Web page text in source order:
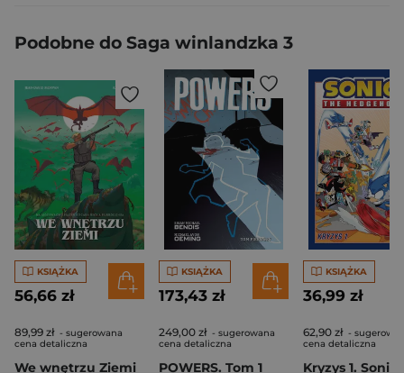
Podobne do Saga winlandzka 3
KSIĄŻKA
56,66 zł
89,99 zł - sugerowana
cena detaliczna
We wnętrzu Ziemi
KSIĄŻKA
173,43 zł
249,00 zł - sugerowana
cena detaliczna
POWERS. Tom 1
KSIĄŻKA
36,99 zł
62,90 zł -
cena detaliczna